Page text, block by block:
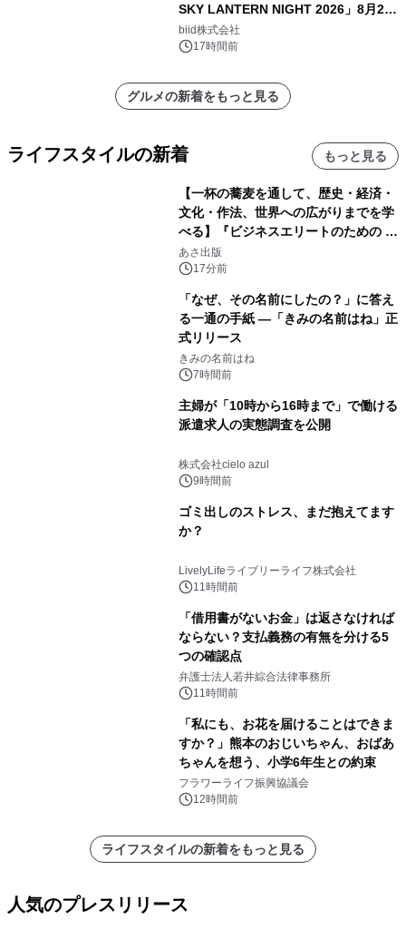
SKY LANTERN NIGHT 2026」8月22
日(土)振替開催＆受付スタート！
biid株式会社
17時間前
グルメの新着をもっと見る
ライフスタイルの新着 もっと見る
【一杯の蕎麦を通して、歴史・経済・
文化・作法、世界への広がりまでを学
べる】『ビジネスエリートのための 教
養としての蕎麦』2026年8月25日
（火）発売
あさ出版
17分前
「なぜ、その名前にしたの？」に答え
る一通の手紙 ―「きみの名前はね」正
式リリース
きみの名前はね
7時間前
主婦が「10時から16時まで」で働ける
派遣求人の実態調査を公開
株式会社cielo azul
9時間前
ゴミ出しのストレス、まだ抱えてます
か？
LivelyLifeライブリーライフ株式会社
11時間前
「借用書がないお金」は返さなければ
ならない？支払義務の有無を分ける5
つの確認点
弁護士法人若井綜合法律事務所
11時間前
「私にも、お花を届けることはできま
すか？」熊本のおじいちゃん、おばあ
ちゃんを想う、小学6年生との約束
フラワーライフ振興協議会
12時間前
ライフスタイルの新着をもっと見る
人気のプレスリリース